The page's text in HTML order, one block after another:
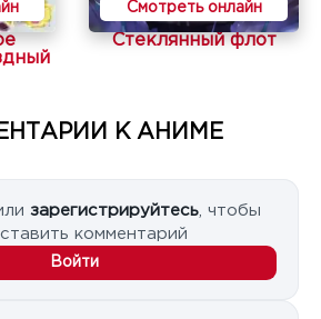
Смотреть онлайн
Стеклянный флот
К АНИМЕ
зарегистрируйтесь , чтобы
комментарий
Войти